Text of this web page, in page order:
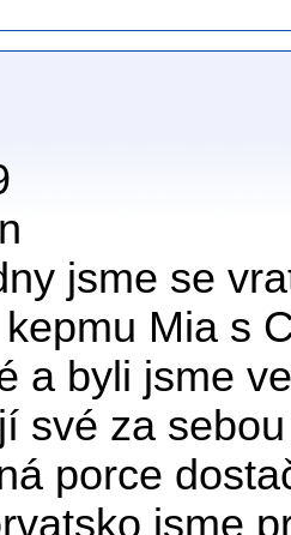
jsme se
Mia s
a byli jsme
své za
porce
jsme